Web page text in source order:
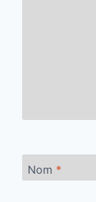
Nom *